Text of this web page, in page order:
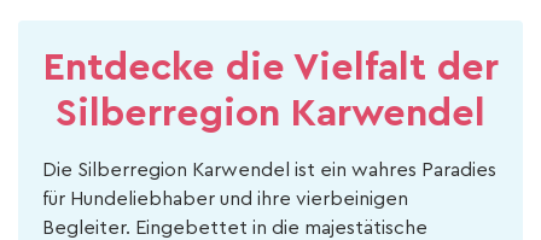
Entdecke die Vielfalt der
Silberregion Karwendel
Die Silberregion Karwendel ist ein wahres Paradies
für Hundeliebhaber und ihre vierbeinigen
Begleiter. Eingebettet in die majestätische